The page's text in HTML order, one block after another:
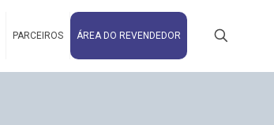
PARCEIROS ÁREA DO REVENDEDOR